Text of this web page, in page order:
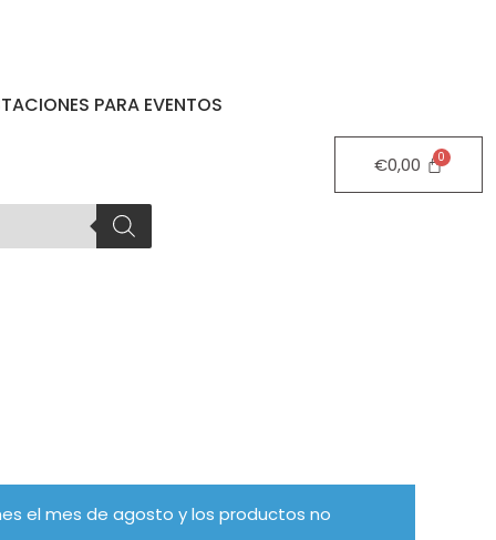
PARA EVENTOS
€0,00
el mes de agosto y los productos no